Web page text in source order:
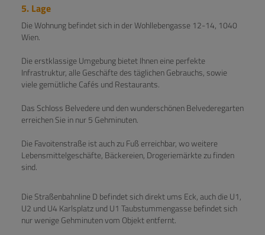
5. Lage
Die Wohnung befindet sich in der Wohllebengasse 12-14, 1040
Wien.
Die erstklassige Umgebung bietet Ihnen eine perfekte
Infrastruktur, alle Geschäfte des täglichen Gebrauchs, sowie
viele gemütliche Cafés und Restaurants.
Das Schloss Belvedere und den wunderschönen Belvederegarten
erreichen Sie in nur 5 Gehminuten.
Die Favoitenstraße ist auch zu Fuß erreichbar, wo weitere
Lebensmittelgeschäfte, Bäckereien, Drogeriemärkte zu finden
sind.
Die Straßenbahnline D befindet sich direkt ums Eck, auch die U1,
U2 und U4 Karlsplatz und U1 Taubstummengasse befindet sich
nur wenige Gehminuten vom Objekt entfernt.